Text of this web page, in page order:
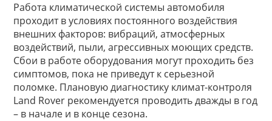
Работа климатической системы автомобиля
проходит в условиях постоянного воздействия
внешних факторов: вибраций, атмосферных
воздействий, пыли, агрессивных моющих средств.
Сбои в работе оборудования могут проходить без
симптомов, пока не приведут к серьезной
поломке. Плановую диагностику климат-контроля
Land Rover рекомендуется проводить дважды в год
– в начале и в конце сезона.